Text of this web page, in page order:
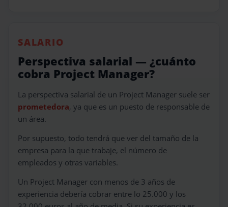
SALARIO
Perspectiva salarial — ¿cuánto
cobra Project Manager?
La perspectiva salarial de un Project Manager suele ser
prometedora, ya que es un puesto de responsable de
un área.
Por supuesto, todo tendrá que ver del tamaño de la
empresa para la que trabaje, el número de
empleados y otras variables.
Un Project Manager con menos de 3 años de
experiencia debería cobrar entre lo 25.000 y los